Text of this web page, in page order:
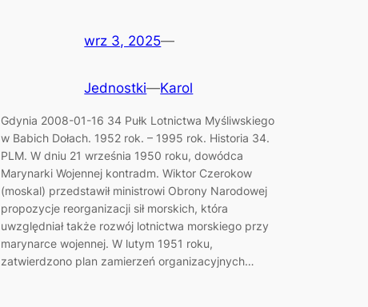
wrz 3, 2025—
Jednostki—Karol
Gdynia 2008-01-16 34 Pułk Lotnictwa Myśliwskiego
w Babich Dołach. 1952 rok. – 1995 rok. Historia 34.
PLM. W dniu 21 września 1950 roku, dowódca
Marynarki Wojennej kontradm. Wiktor Czerokow
(moskal) przedstawił ministrowi Obrony Narodowej
propozycje reorganizacji sił morskich, która
uwzględniał także rozwój lotnictwa morskiego przy
marynarce wojennej. W lutym 1951 roku,
zatwierdzono plan zamierzeń organizacyjnych…